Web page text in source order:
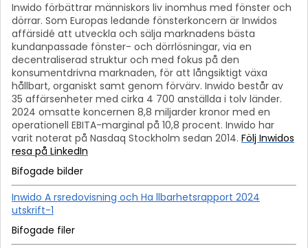
Inwido förbättrar människors liv inomhus med fönster och
dörrar. Som Europas ledande fönsterkoncern är Inwidos
affärsidé att utveckla och sälja marknadens bästa
kundanpassade fönster- och dörrlösningar, via en
decentraliserad struktur och med fokus på den
konsumentdrivna marknaden, för att långsiktigt växa
hållbart, organiskt samt genom förvärv. Inwido består av
35 affärsenheter med cirka 4 700 anställda i tolv länder.
2024 omsatte koncernen 8,8 miljarder kronor med en
operationell EBITA-marginal på 10,8 procent. Inwido har
varit noterat på Nasdaq Stockholm sedan 2014. Följ Inwidos
resa på LinkedIn
Bifogade bilder
Inwido A rsredovisning och Ha llbarhetsrapport 2024
utskrift-1
Bifogade filer